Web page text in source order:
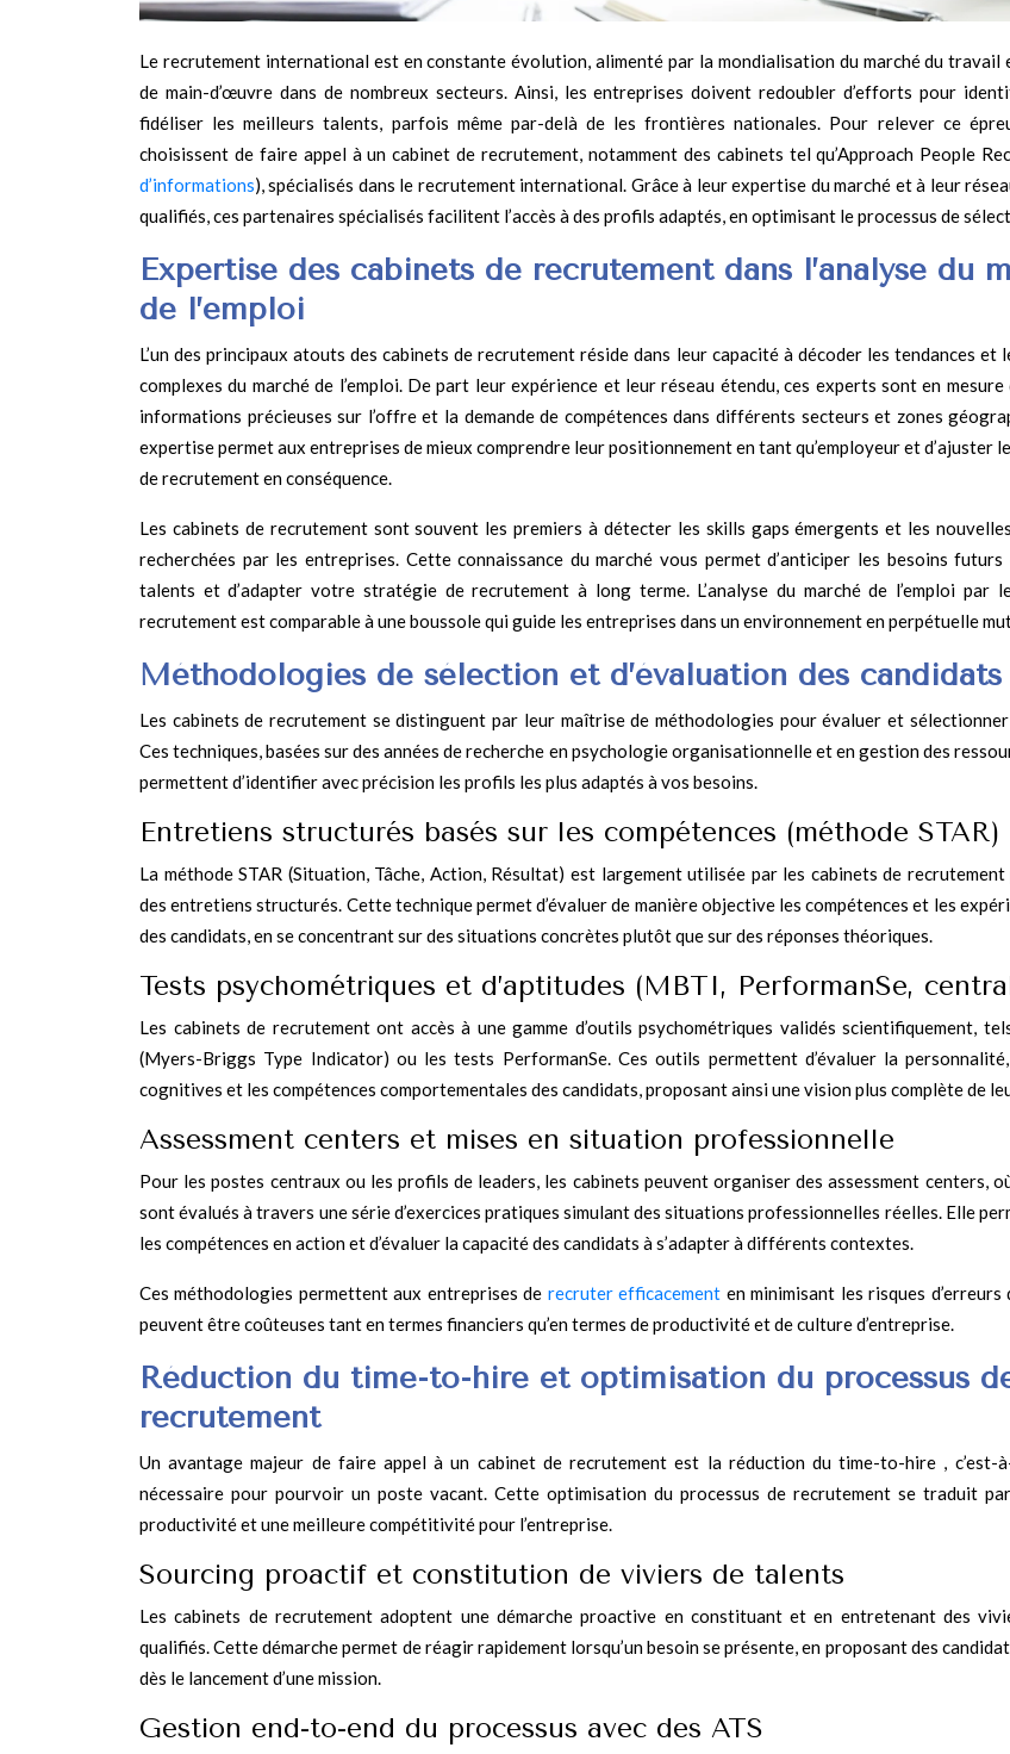
​Le recrutement international est en constante évolution, alimenté par la mondialisation du marché du travail
de main-d’œuvre dans de nombreux secteurs. Ainsi, les entreprises doivent redoubler d’efforts pour
fidéliser les meilleurs talents, parfois même par-delà de les frontières nationales. Pour relever ce
choisissent de faire appel à un cabinet de recrutement, notamment des cabinets tel qu’Approach People
d’informations), spécialisés dans le recrutement international. Grâce à leur expertise du marché et à leur
qualifiés, ces partenaires spécialisés facilitent l’accès à des profils adaptés, en optimisant le processus de
Expertise des cabinets de recrutement dans l’analyse du
de l’emploi
L’un des principaux atouts des cabinets de recrutement réside dans leur capacité à décoder les tendances et
complexes du marché de l’emploi. De part leur expérience et leur réseau étendu, ces experts sont en
informations précieuses sur l’offre et la demande de compétences dans différents secteurs et zones
expertise permet aux entreprises de mieux comprendre leur positionnement en tant qu’employeur et d’ajuster
de recrutement en conséquence.
Les cabinets de recrutement sont souvent les premiers à détecter les skills gaps émergents et les
recherchées par les entreprises. Cette connaissance du marché vous permet d’anticiper les besoins
talents et d’adapter votre stratégie de recrutement à long terme. L’analyse du marché de l’emploi par
recrutement est comparable à une boussole qui guide les entreprises dans un environnement en perpétuelle
Méthodologies de sélection et d’évaluation des candidats
Les cabinets de recrutement se distinguent par leur maîtrise de méthodologies pour évaluer et
Ces techniques, basées sur des années de recherche en psychologie organisationnelle et en gestion des
permettent d’identifier avec précision les profils les plus adaptés à vos besoins.
Entretiens structurés basés sur les compétences (méthode STAR)
La méthode STAR (Situation, Tâche, Action, Résultat) est largement utilisée par les cabinets de
des entretiens structurés. Cette technique permet d’évaluer de manière objective les compétences et les
des candidats, en se concentrant sur des situations concrètes plutôt que sur des réponses théoriques.
Tests psychométriques et d’aptitudes (MBTI, PerformanSe,
Les cabinets de recrutement ont accès à une gamme d’outils psychométriques validés scientifiquement,
(Myers-Briggs Type Indicator) ou les tests PerformanSe. Ces outils permettent d’évaluer la
cognitives et les compétences comportementales des candidats, proposant ainsi une vision plus complète de
Assessment centers et mises en situation professionnelle
Pour les postes centraux ou les profils de leaders, les cabinets peuvent organiser des assessment centers,
sont évalués à travers une série d’exercices pratiques simulant des situations professionnelles réelles. Elle
les compétences en action et d’évaluer la capacité des candidats à s’adapter à différents contextes.
Ces méthodologies permettent aux entreprises de recruter efficacement en minimisant les risques d’erreurs
peuvent être coûteuses tant en termes financiers qu’en termes de productivité et de culture d’entreprise.
Réduction du time-to-hire et optimisation du processus
recrutement
Un avantage majeur de faire appel à un cabinet de recrutement est la réduction du time-to-hire , c’est-
nécessaire pour pourvoir un poste vacant. Cette optimisation du processus de recrutement se traduit
productivité et une meilleure compétitivité pour l’entreprise.
Sourcing proactif et constitution de viviers de talents
Les cabinets de recrutement adoptent une démarche proactive en constituant et en entretenant des
qualifiés. Cette démarche permet de réagir rapidement lorsqu’un besoin se présente, en proposant des
dès le lancement d’une mission.
Gestion end-to-end du processus avec des ATS